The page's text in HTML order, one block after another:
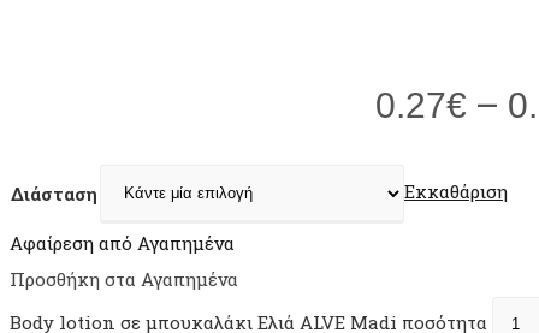
0.27€ –
Διάσταση Εκκαθάριση
Αφαίρεση από Αγαπημένα
Προσθήκη στα Αγαπημένα
Body lotion σε μπουκαλάκι Ελιά ALVE Madi ποσότητα